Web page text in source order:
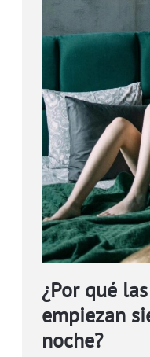
¿Por qué
empiezan
noche?